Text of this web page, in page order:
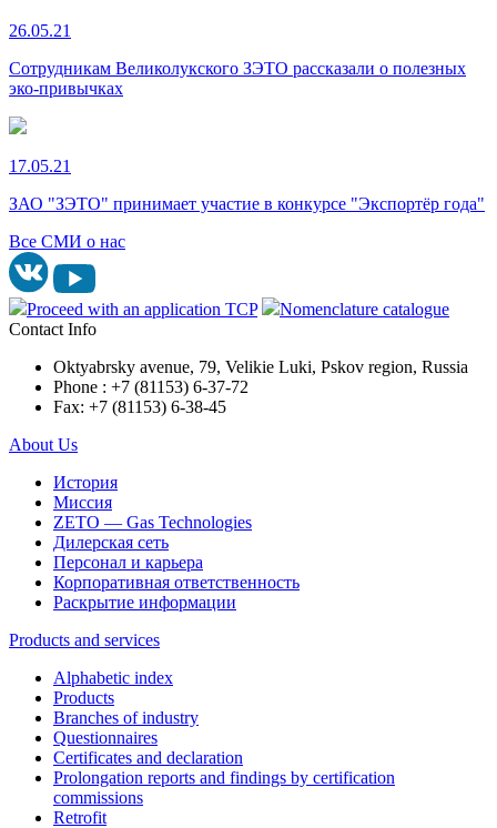
26.05.21
Сотрудникам Великолукского ЗЭТО рассказали о полезных
эко-привычках
17.05.21
ЗАО "ЗЭТО" принимает участие в конкурсе "Экспортёр года"
Все СМИ о нас
Proceed with an application TCP
Nomenclature catalogue
Contact Info
Oktyabrsky avenue, 79, Velikie Luki, Pskov region, Russia
Phone : +7 (81153) 6-37-72
Fax: +7 (81153) 6-38-45
About Us
История
Миссия
ZETO — Gas Technologies
Дилерская сеть
Персонал и карьера
Корпоративная ответственность
Раскрытие информации
Products and services
Alphabetic index
Products
Branches of industry
Questionnaires
Certificates and declaration
Prolongation reports and findings by certification
commissions
Retrofit